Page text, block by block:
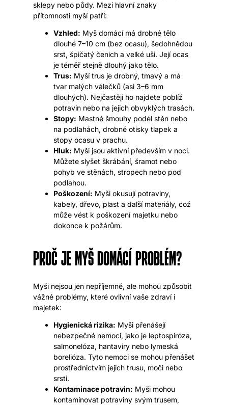
sklepy nebo půdy. Mezi hlavní znaky
přítomnosti myší patří:
Vzhled: Myš domácí má drobné tělo
dlouhé 7–10 cm (bez ocasu), šedohnědou
srst, špičatý čenich a velké uši. Její ocas
je téměř stejně dlouhý jako tělo.
Trus: Myší trus je drobný, tmavý a má
tvar malých válečků (asi 3–6 mm
dlouhých). Nejčastěji ho najdete poblíž
potravin nebo na jejich obvyklých trasách.
Stopy: Mastné šmouhy podél stěn nebo
na podlahách, drobné otisky tlapek a
stopy ocasu v prachu.
Hluk: Myši jsou aktivní především v noci.
Můžete slyšet škrábání, šramot nebo
pohyb ve stěnách, stropech nebo pod
podlahou.
Poškození: Myši okusují potraviny,
kabely, dřevo, plast a další materiály, což
může vést k poškození majetku nebo
dokonce k požárům.
PROČ JE MYŠ DOMÁCÍ PROBLÉM?
Myši nejsou jen nepříjemné, ale mohou způsobit
vážné problémy, které ovlivní vaše zdraví i
majetek:
Hygienická rizika: Myši přenášejí
nebezpečné nemoci, jako je leptospiróza,
salmonelóza, hantaviry nebo lymeská
borelióza. Tyto nemoci se mohou přenášet
prostřednictvím jejich trusu, moči nebo
srsti.
Kontaminace potravin: Myši mohou
kontaminovat potraviny svým trusem,